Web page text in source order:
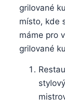
grilované⁢
místo, kde
máme pro​
grilované